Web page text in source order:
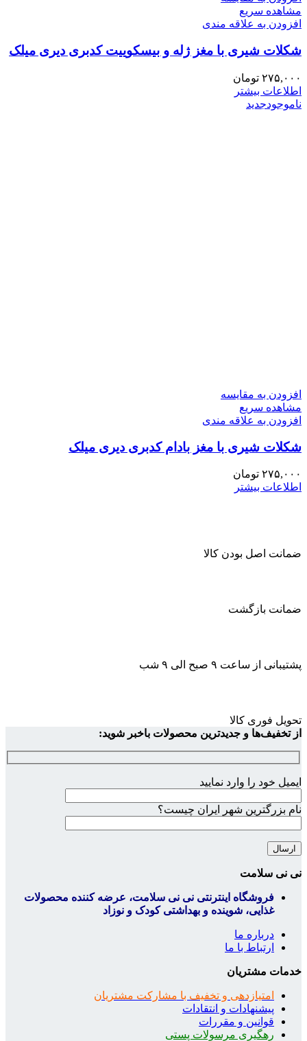
مشاهده سریع
افزودن به علاقه مندی
شکلات شیری با مغز ژله و بیسکوییت کدبری دیری میلک
۲۷۵,۰۰۰ تومان
اطلاعات بیشتر
ناموجودجدید
افزودن به مقایسه
مشاهده سریع
افزودن به علاقه مندی
شکلات شیری با مغز بادام کدبری دیری میلک
۲۷۵,۰۰۰ تومان
اطلاعات بیشتر
ضمانت اصل بودن کالا
ضمانت بازگشت
پشتیبانی از ساعت ۹ صبح الی ۹ شب
تحویل فوری کالا
از تخفیف‌ها و جدیدترین محصولات باخبر شوید:
ایمیل خود را وارد نمایید
نام بزرگترین شهر ایران چیست؟
نی نی سلامت
فروشگاه اینترنتی نی نی سلامت، عرضه کننده محصولات
غذایی، شوینده و بهداشتی کودک و نوزاد
درباره ما
ارتباط با ما
خدمات مشتریان
امتیازدهی و تخفیف با مشارکت مشتریان
پیشنهادات و انتقادات
قوانین و مقررات
رهگیری مرسولات پستی